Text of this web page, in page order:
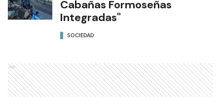
Cabañas Formoseñas
Integradas"
SOCIEDAD
Ads